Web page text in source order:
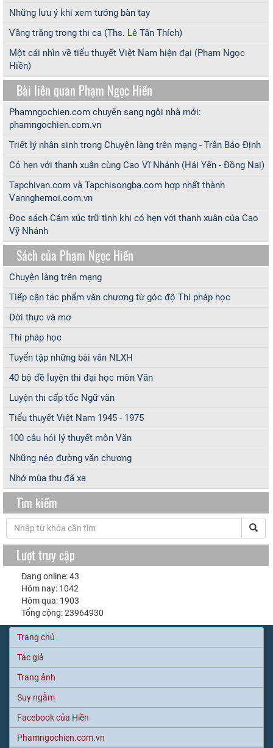
Những lưu ý khi xem tướng bàn tay
Vầng trăng trong thi ca (Ths. Lê Tấn Thích)
Một cái nhìn về tiểu thuyết Việt Nam hiện đại (Phạm Ngọc
Hiền)
Bài liên quan Phạm Ngọc Hiền
Phamngochien.com chuyển sang ngôi nhà mới:
phamngochien.com.vn
Triết lý nhân sinh trong Chuyện làng trên mạng - Trần Bảo Định
Có hẹn với thanh xuân cùng Cao Vĩ Nhánh (Hải Yến - Đồng Nai)
Tapchivan.com và Tapchisongba.com hợp nhất thành
Vannghemoi.com.vn
Đọc sách Cảm xúc trữ tình khi có hẹn với thanh xuân của Cao
Vỹ Nhánh
Sách của Phạm Ngọc Hiền
Chuyện làng trên mạng
Tiếp cận tác phẩm văn chương từ góc độ Thi pháp học
Đời thực và mơ
Thi pháp học
Tuyển tập những bài văn NLXH
40 bộ đề luyện thi đại học môn Văn
Luyện thi cấp tốc Ngữ văn
Tiểu thuyết Việt Nam 1945 - 1975
100 câu hỏi lý thuyết môn Văn
Những nẻo đường văn chương
Nhớ mùa thu đã xa
Tìm kiếm
Lượt truy cập
Đang online: 43
Hôm nay: 1042
Hôm qua: 1903
Tổng cộng: 23964930
Trang chủ
Tác giả
Trang ảnh
Suy ngẫm
Facebook của Hiền
Phamngochien.com.vn